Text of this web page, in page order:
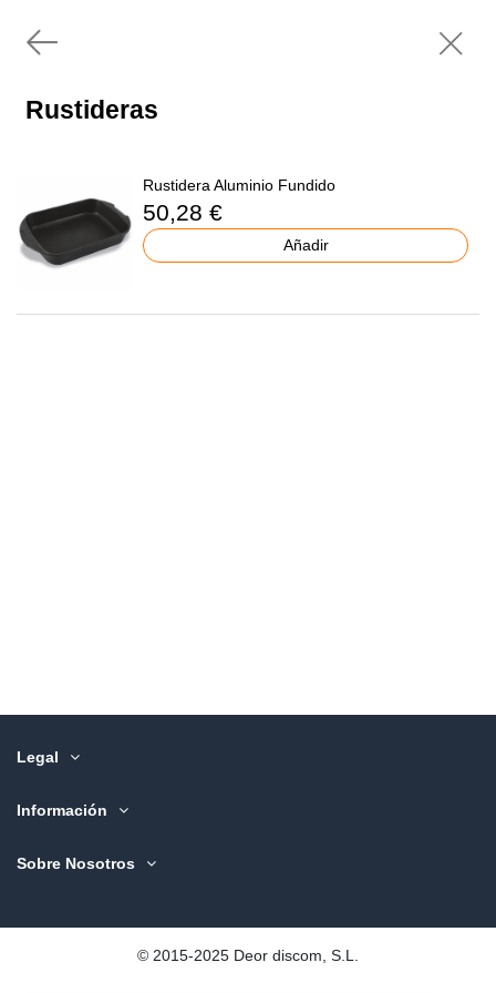
Rustideras
Rustidera Aluminio Fundido
50,28 €
Añadir
Legal
Información
Sobre Nosotros
©️ 2015-2025 Deor discom, S.L.